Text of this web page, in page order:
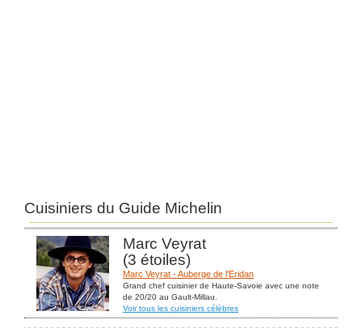
Cuisiniers du Guide Michelin
Marc Veyrat
(3 étoiles)
Marc Veyrat - Auberge de l'Eridan
Grand chef cuisinier de Haute-Savoie avec une note
de 20/20 au Gault-Millau.
Voir tous les cuisiniers célèbres